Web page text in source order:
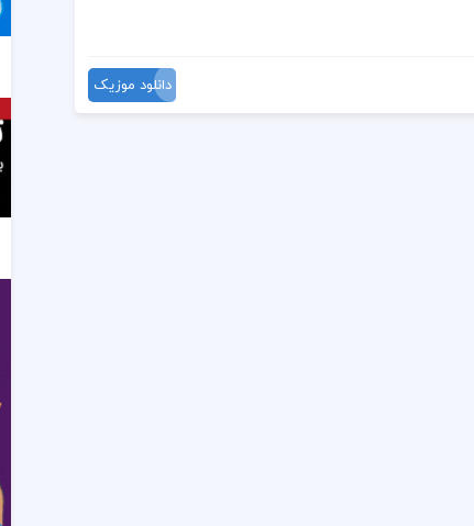
دانلود موزیک